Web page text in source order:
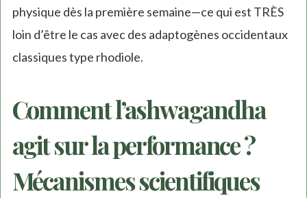
physique dès la première semaine—ce qui est TRÈS
loin d’être le cas avec des adaptogènes occidentaux
classiques type rhodiole.
Comment l’ashwagandha
agit sur la performance ?
Mécanismes scientifiques